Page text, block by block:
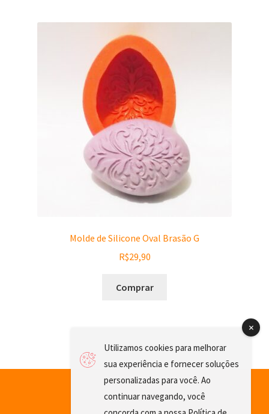
Molde de Silicone Oval Brasão G
R$29,90
Comprar
Utilizamos cookies para melhorar
sua experiência e fornecer soluções
personalizadas para você. Ao
continuar navegando, você